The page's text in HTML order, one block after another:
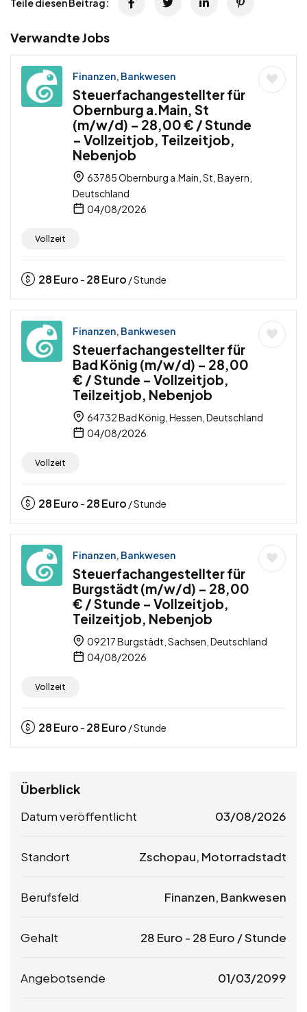
Teile diesen Beitrag:
Verwandte Jobs
Finanzen, Bankwesen
Steuerfachangestellter für
Obernburg a.Main, St
(m/w/d) – 28,00 € / Stunde
– Vollzeitjob, Teilzeitjob,
Nebenjob
63785 Obernburg a.Main, St, Bayern,
Deutschland
04/08/2026
Vollzeit
28Euro - 28Euro / Stunde
Finanzen, Bankwesen
Steuerfachangestellter für
Bad König (m/w/d) – 28,00
€ / Stunde – Vollzeitjob,
Teilzeitjob, Nebenjob
64732 Bad König, Hessen, Deutschland
04/08/2026
Vollzeit
28Euro - 28Euro / Stunde
Finanzen, Bankwesen
Steuerfachangestellter für
Burgstädt (m/w/d) – 28,00
€ / Stunde – Vollzeitjob,
Teilzeitjob, Nebenjob
09217 Burgstädt, Sachsen, Deutschland
04/08/2026
Vollzeit
28Euro - 28Euro / Stunde
Überblick
Datum veröffentlicht 03/08/2026
Standort Zschopau, Motorradstadt
Berufsfeld Finanzen, Bankwesen
Gehalt 28 Euro - 28 Euro / Stunde
Angebotsende 01/03/2099